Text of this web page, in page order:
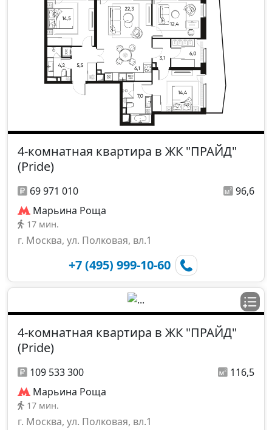
4-комнатная квартира в ЖК "ПРАЙД"
(Pride)
69 971 010
96,6
Марьина Роща
17 мин.
г. Москва, ул. Полковая, вл.1
+7 (495) 999-10-60
4-комнатная квартира в ЖК "ПРАЙД"
(Pride)
109 533 300
116,5
Марьина Роща
17 мин.
г. Москва, ул. Полковая, вл.1